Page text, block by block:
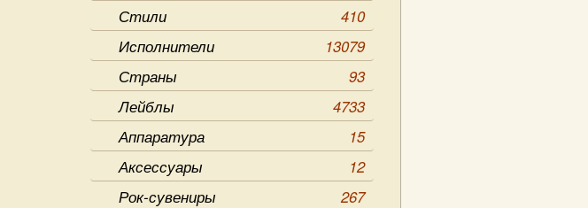
Стили
410
Исполнители
13079
Страны
93
Лейблы
4733
Аппаратура
15
Аксессуары
12
Рок-сувениры
267